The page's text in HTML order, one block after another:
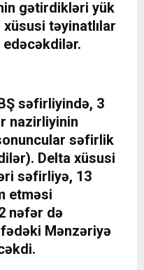
gətirdikləri yük
təyinatlılar
səfirliyində, 3
nazirliyinin
səfirlik
Delta xüsusi
səfirliyə, 13
etməsi
nəfər də
Mənzəriyə